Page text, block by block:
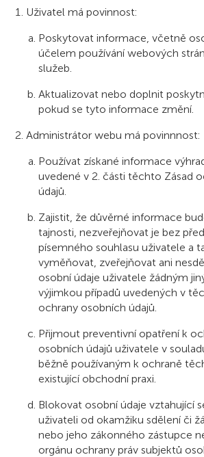
Uživatel má povinnost:
Poskytovat informace, včetně
účelem používání webových
služeb.
Aktualizovat nebo doplnit
pokud se tyto informace změní.
Administrátor webu má povinnnost:
Používat získané informace
uvedené v 2. části těchto Zásad
údajů.
Zajistit, že důvěrné informace
tajnosti, nezveřejňovat je bez
písemného souhlasu uživatele a
vyměňovat, zveřejňovat ani
osobní údaje uživatele žádným
výjimkou případů uvedených v
ochrany osobních údajů.
Přijmout preventivní opatření k
osobních údajů uživatele v
běžně používaným k ochraně
existující obchodní praxi.
Blokovat osobní údaje vztahující
uživateli od okamžiku sdělení či
nebo jeho zákonného zástupce
orgánu ochrany práv subjektů